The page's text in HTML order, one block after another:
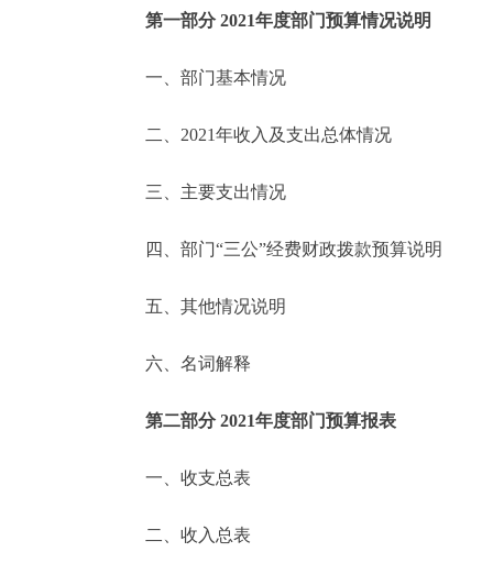
便民服务
中介服务
政民互动
12345网上接诉即办
参与调查
第一部分 2021年度部门预算情况说明
一、部门基本情况
二、2021年收入及支出总体情况
三、主要支出情况
四、部门“三公”经费财政拨款预算说明
五、其他情况说明
六、名词解释
第二部分 2021年度部门预算报表
一、收支总表
二、收入总表